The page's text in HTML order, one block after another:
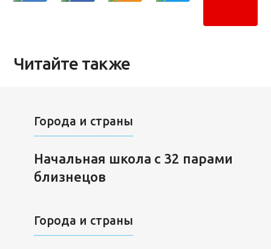
Читайте также
Города и страны
Начальная школа с 32 парами
близнецов
Города и страны